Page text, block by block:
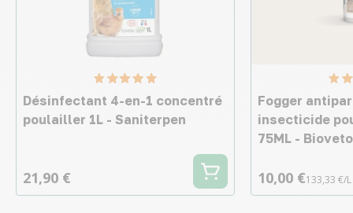
Désinfectant 4-en-1 concentré
poulailler 1L - Saniterpen
21,90 €
Fogger
insecticide
75ML -
10,00 €133,33 €/L